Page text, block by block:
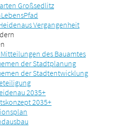
Großsedlitz
Vergangenheit
des Bauamtes
der Stadtplanung
der Stadtentwicklung
2035+
2035+